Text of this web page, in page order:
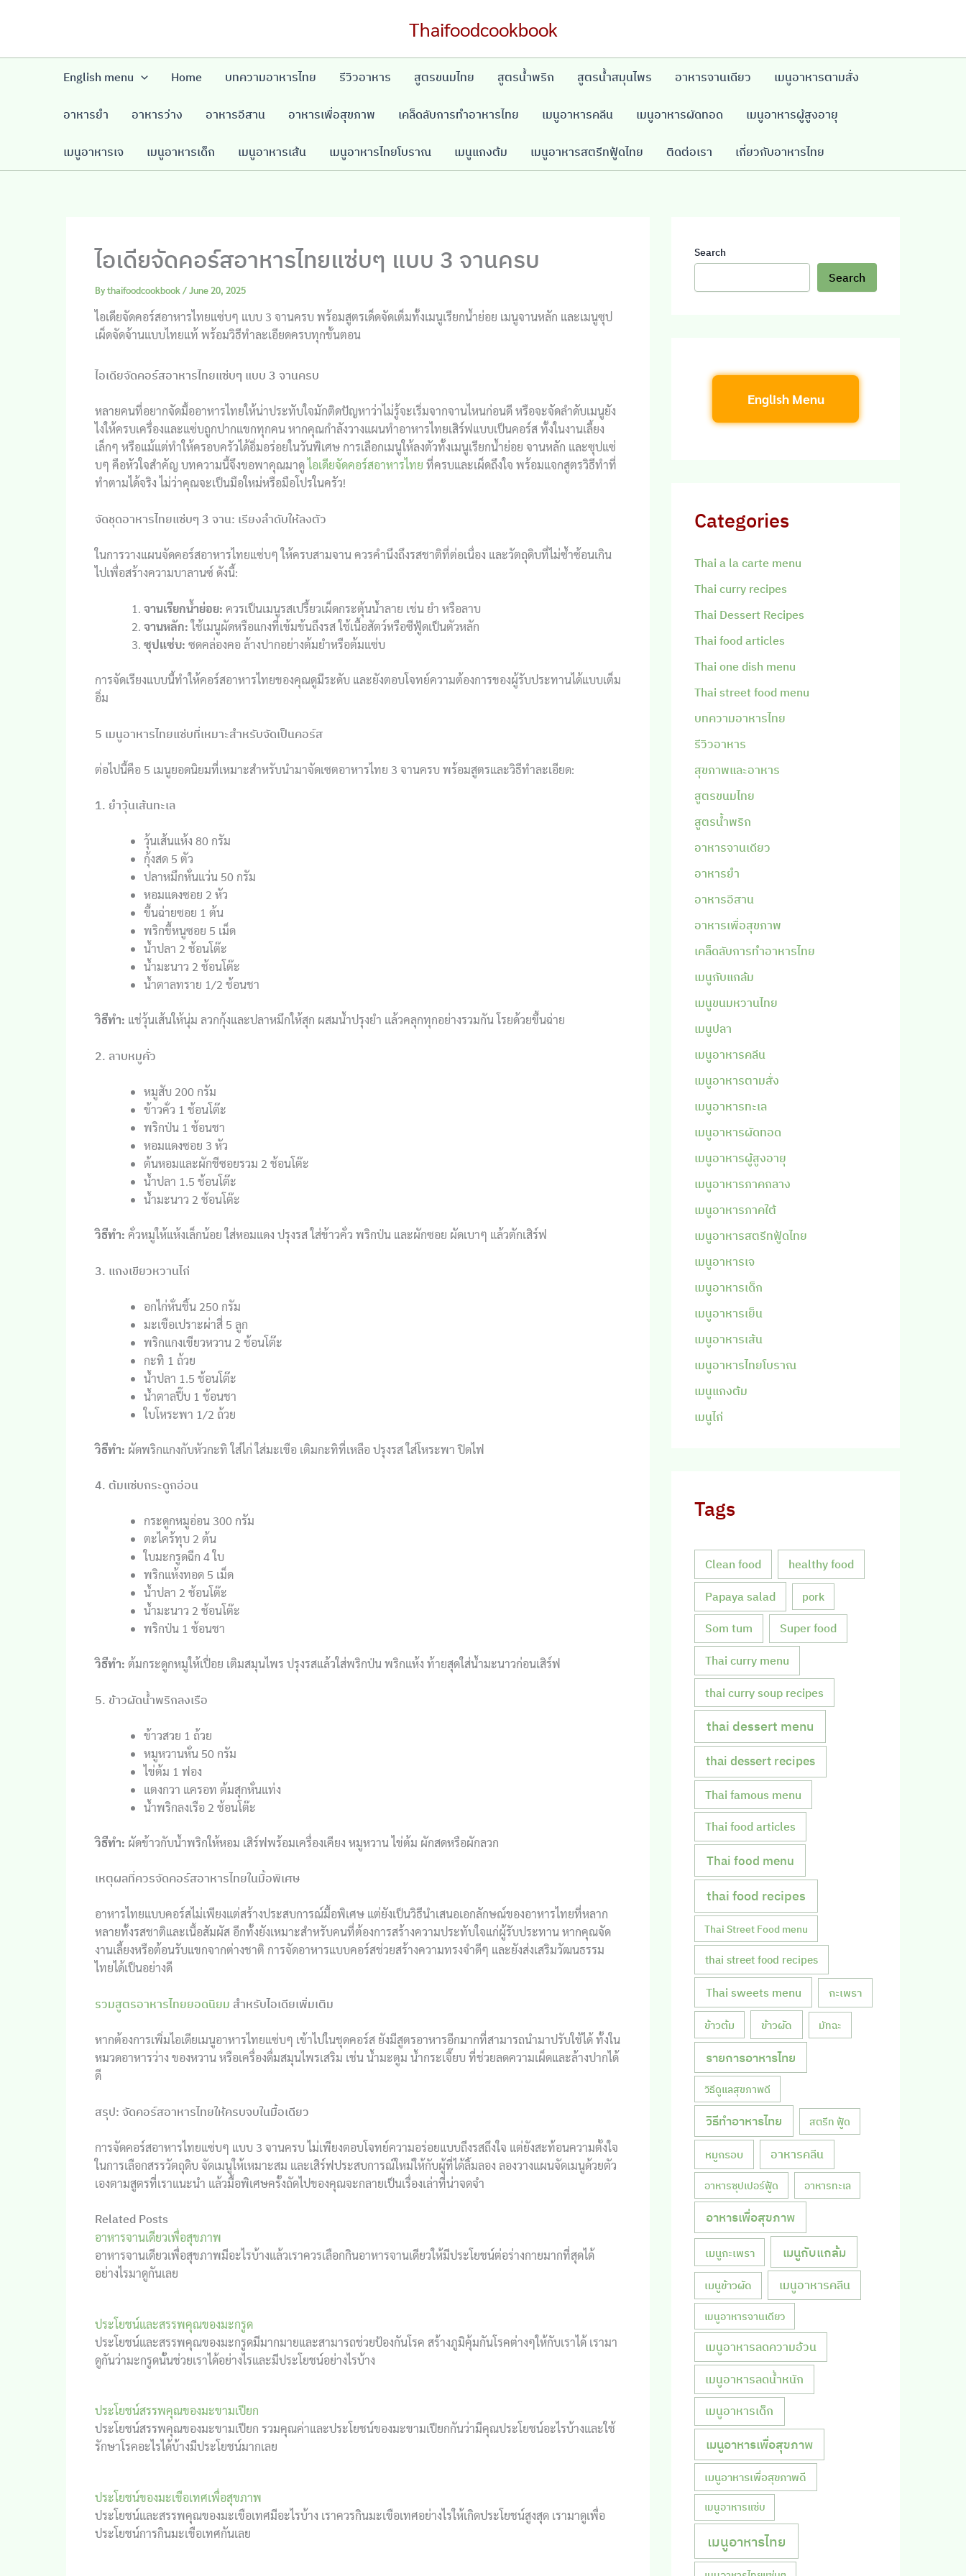
Thaifoodcookbook
English menu Home บทความอาหารไทย รีวิวอาหาร สูตรขนมไทย สูตรน้ำพริก สูตรน้ำสมุนไพร อาหารจานเดียว เมนูอาหารตามสั่ง
อาหารยำ อาหารว่าง อาหารอีสาน อาหารเพื่อสุขภาพ เคล็ดลับการทำอาหารไทย เมนูอาหารคลีน เมนูอาหารผัดทอด เมนูอาหารผู้สูงอายุ
เมนูอาหารเจ เมนูอาหารเด็ก เมนูอาหารเส้น เมนูอาหารไทยโบราณ เมนูแกงต้ม เมนูอาหารสตรีทฟู้ดไทย ติดต่อเรา เกี่ยวกับอาหารไทย
ไอเดียจัดคอร์สอาหารไทยแซ่บๆ แบบ 3 จานครบ
Bythaifoodcookbook /June 20, 2025
ไอเดียจัดคอร์สอาหารไทยแซ่บๆ แบบ 3 จานครบ พร้อมสูตรเด็ดจัดเต็มทั้งเมนูเรียกน้ำย่อย เมนูจานหลัก และเมนูซุป
เผ็ดจัดจ้านแบบไทยแท้ พร้อมวิธีทำละเอียดครบทุกขั้นตอน
ไอเดียจัดคอร์สอาหารไทยแซ่บๆ แบบ 3 จานครบ
หลายคนที่อยากจัดมื้ออาหารไทยให้น่าประทับใจมักติดปัญหาว่าไม่รู้จะเริ่มจากจานไหนก่อนดี หรือจะจัดลำดับเมนูยัง
ไงให้ครบเครื่องและแซ่บถูกปากแขกทุกคน หากคุณกำลังวางแผนทำอาหารไทยเสิร์ฟแบบเป็นคอร์ส ทั้งในงานเลี้ยง
เล็กๆ หรือแม้แต่ทำให้ครอบครัวได้อิ่มอร่อยในวันพิเศษ การเลือกเมนูให้ลงตัวทั้งเมนูเรียกน้ำย่อย จานหลัก และซุปแซ่
บๆ คือหัวใจสำคัญ บทความนี้จึงขอพาคุณมาดูไอเดียจัดคอร์สอาหารไทย ที่ครบและเผ็ดถึงใจ พร้อมแจกสูตรวิธีทำที่
ทำตามได้จริง ไม่ว่าคุณจะเป็นมือใหม่หรือมือโปรในครัว!
จัดชุดอาหารไทยแซ่บๆ 3 จาน: เรียงลำดับให้ลงตัว
ในการวางแผนจัดคอร์สอาหารไทยแซ่บๆ ให้ครบสามจาน ควรคำนึงถึงรสชาติที่ต่อเนื่อง และวัตถุดิบที่ไม่ซ้ำซ้อนเกิน
ไปเพื่อสร้างความบาลานซ์ ดังนี้:
จานเรียกน้ำย่อย: ควรเป็นเมนูรสเปรี้ยวเผ็ดกระตุ้นน้ำลาย เช่น ยำ หรือลาบ
จานหลัก:ใช้เมนูผัดหรือแกงที่เข้มข้นถึงรส ใช้เนื้อสัตว์หรือซีฟู้ดเป็นตัวหลัก
ซุปแซ่บ: ซดคล่องคอ ล้างปากอย่างต้มยำหรือต้มแซ่บ
การจัดเรียงแบบนี้ทำให้คอร์สอาหารไทยของคุณดูมีระดับ และยังตอบโจทย์ความต้องการของผู้รับประทานได้แบบเต็ม
อิ่ม
5 เมนูอาหารไทยแซ่บที่เหมาะสำหรับจัดเป็นคอร์ส
ต่อไปนี้คือ 5 เมนูยอดนิยมที่เหมาะสำหรับนำมาจัดเซตอาหารไทย 3 จานครบ พร้อมสูตรและวิธีทำละเอียด:
1. ยำวุ้นเส้นทะเล
วุ้นเส้นแห้ง 80 กรัม
กุ้งสด 5 ตัว
ปลาหมึกหั่นแว่น 50 กรัม
หอมแดงซอย 2 หัว
ขึ้นฉ่ายซอย 1 ต้น
พริกขี้หนูซอย 5 เม็ด
น้ำปลา 2 ช้อนโต๊ะ
น้ำมะนาว 2 ช้อนโต๊ะ
น้ำตาลทราย 1/2 ช้อนชา
วิธีทำ: แช่วุ้นเส้นให้นุ่ม ลวกกุ้งและปลาหมึกให้สุก ผสมน้ำปรุงยำ แล้วคลุกทุกอย่างรวมกัน โรยด้วยขึ้นฉ่าย
2. ลาบหมูคั่ว
หมูสับ 200 กรัม
ข้าวคั่ว 1 ช้อนโต๊ะ
พริกป่น 1 ช้อนชา
หอมแดงซอย 3 หัว
ต้นหอมและผักชีซอยรวม 2 ช้อนโต๊ะ
น้ำปลา 1.5 ช้อนโต๊ะ
น้ำมะนาว 2 ช้อนโต๊ะ
วิธีทำ: คั่วหมูให้แห้งเล็กน้อย ใส่หอมแดง ปรุงรส ใส่ข้าวคั่ว พริกป่น และผักซอย ผัดเบาๆ แล้วตักเสิร์ฟ
3. แกงเขียวหวานไก่
อกไก่หั่นชิ้น 250 กรัม
มะเขือเปราะผ่าสี่ 5 ลูก
พริกแกงเขียวหวาน 2 ช้อนโต๊ะ
กะทิ 1 ถ้วย
น้ำปลา 1.5 ช้อนโต๊ะ
น้ำตาลปี๊บ 1 ช้อนชา
ใบโหระพา 1/2 ถ้วย
วิธีทำ: ผัดพริกแกงกับหัวกะทิ ใส่ไก่ ใส่มะเขือ เติมกะทิที่เหลือ ปรุงรส ใส่โหระพา ปิดไฟ
4. ต้มแซ่บกระดูกอ่อน
กระดูกหมูอ่อน 300 กรัม
ตะไคร้ทุบ 2 ต้น
ใบมะกรูดฉีก 4 ใบ
พริกแห้งทอด 5 เม็ด
น้ำปลา 2 ช้อนโต๊ะ
น้ำมะนาว 2 ช้อนโต๊ะ
พริกป่น 1 ช้อนชา
วิธีทำ: ต้มกระดูกหมูให้เปื่อย เติมสมุนไพร ปรุงรสแล้วใส่พริกป่น พริกแห้ง ท้ายสุดใส่น้ำมะนาวก่อนเสิร์ฟ
5. ข้าวผัดน้ำพริกลงเรือ
ข้าวสวย 1 ถ้วย
หมูหวานหั่น 50 กรัม
ไข่ต้ม 1 ฟอง
แตงกวา แครอท ต้มสุกหั่นแท่ง
น้ำพริกลงเรือ 2 ช้อนโต๊ะ
วิธีทำ: ผัดข้าวกับน้ำพริกให้หอม เสิร์ฟพร้อมเครื่องเคียง หมูหวาน ไข่ต้ม ผักสดหรือผักลวก
เหตุผลที่ควรจัดคอร์สอาหารไทยในมื้อพิเศษ
อาหารไทยแบบคอร์สไม่เพียงแต่สร้างประสบการณ์มื้อพิเศษ แต่ยังเป็นวิธีนำเสนอเอกลักษณ์ของอาหารไทยที่หลาก
หลายทั้งรสชาติและเนื้อสัมผัส อีกทั้งยังเหมาะสำหรับคนที่ต้องการสร้างความประทับใจแก่ผู้รับประทาน หากคุณจัด
งานเลี้ยงหรือต้อนรับแขกจากต่างชาติ การจัดอาหารแบบคอร์สช่วยสร้างความทรงจำดีๆ และยังส่งเสริมวัฒนธรรม
ไทยได้เป็นอย่างดี
รวมสูตรอาหารไทยยอดนิยม สำหรับไอเดียเพิ่มเติม
หากต้องการเพิ่มไอเดียเมนูอาหารไทยแซ่บๆ เข้าไปในชุดคอร์ส ยังมีสูตรอาหารอีกมากที่สามารถนำมาปรับใช้ได้ ทั้งใน
หมวดอาหารว่าง ของหวาน หรือเครื่องดื่มสมุนไพรเสริม เช่น น้ำมะตูม น้ำกระเจี๊ยบ ที่ช่วยลดความเผ็ดและล้างปากได้
ดี
สรุป: จัดคอร์สอาหารไทยให้ครบจบในมื้อเดียว
การจัดคอร์สอาหารไทยแซ่บๆ แบบ 3 จานครบ ไม่เพียงตอบโจทย์ความอร่อยแบบถึงรสถึงใจ แต่ยังสะท้อนความตั้งใจ
ในการเลือกสรรวัตถุดิบ จัดเมนูให้เหมาะสม และเสิร์ฟประสบการณ์ใหม่ให้กับผู้ที่ได้ลิ้มลอง ลองวางแผนจัดเมนูด้วยตัว
เองตามสูตรที่เราแนะนำ แล้วมื้อพิเศษครั้งถัดไปของคุณจะกลายเป็นเรื่องเล่าที่น่าจดจำ
Related Posts
อาหารจานเดียวเพื่อสุขภาพ
อาหารจานเดียวเพื่อสุขภาพมีอะไรบ้างแล้วเราควรเลือกกินอาหารจานเดียวให้มีประโยชน์ต่อร่างกายมากที่สุดได้
อย่างไรมาดูกันเลย
ประโยชน์และสรรพคุณของมะกรูด
ประโยชน์และสรรพคุณของมะกรูดมีมากมายและสามารถช่วยป้องกันโรค สร้างภูมิคุ้มกันโรคต่างๆให้กับเราได้ เรามา
ดูกันว่ามะกรูดนั้นช่วยเราได้อย่างไรและมีประโยชน์อย่างไรบ้าง
ประโยชน์สรรพคุณของมะขามเปียก
ประโยชน์สรรพคุณของมะขามเปียก รวมคุณค่าและประโยชน์ของมะขามเปียกกันว่ามีคุณประโยชน์อะไรบ้างและใช้
รักษาโรคอะไรได้บ้างมีประโยชน์มากเลย
ประโยชน์ของมะเขือเทศเพื่อสุขภาพ
ประโยชน์และสรรพคุณของมะเขือเทศมีอะไรบ้าง เราควรกินมะเขือเทศอย่างไรให้เกิดประโยชน์สูงสุด เรามาดูเพื่อ
ประโยชน์การกินมะเขือเทศกันเลย
Search
Search
English Menu
Categories
Thai a la carte menu
Thai curry recipes
Thai Dessert Recipes
Thai food articles
Thai one dish menu
Thai street food menu
บทความอาหารไทย
รีวิวอาหาร
สุขภาพและอาหาร
สูตรขนมไทย
สูตรน้ำพริก
อาหารจานเดียว
อาหารยำ
อาหารอีสาน
อาหารเพื่อสุขภาพ
เคล็ดลับการทำอาหารไทย
เมนูกับแกล้ม
เมนูขนมหวานไทย
เมนูปลา
เมนูอาหารคลีน
เมนูอาหารตามสั่ง
เมนูอาหารทะเล
เมนูอาหารผัดทอด
เมนูอาหารผู้สูงอายุ
เมนูอาหารภาคกลาง
เมนูอาหารภาคใต้
เมนูอาหารสตรีทฟู้ดไทย
เมนูอาหารเจ
เมนูอาหารเด็ก
เมนูอาหารเย็น
เมนูอาหารเส้น
เมนูอาหารไทยโบราณ
เมนูแกงต้ม
เมนูไก่
Tags
Clean food healthy food
Papaya salad pork
Som tum Super food
Thai curry menu
thai curry soup recipes
thai dessert menu
thai dessert recipes
Thai famous menu
Thai food articles
Thai food menu
thai food recipes
Thai Street Food menu
thai street food recipes
Thai sweets menu กะเพรา
ข้าวต้ม ข้าวผัด มัทฉะ
รายการอาหารไทย
วิธีดูแลสุขภาพดี
วิธีทำอาหารไทย สตรีท ฟู้ด
หมูกรอบ อาหารคลีน
อาหารซุปเปอร์ฟู้ด อาหารทะเล
อาหารเพื่อสุขภาพ
เมนูกะเพรา เมนูกับแกล้ม
เมนูข้าวผัด เมนูอาหารคลีน
เมนูอาหารจานเดียว
เมนูอาหารลดความอ้วน
เมนูอาหารลดน้ำหนัก
เมนูอาหารเด็ก
เมนูอาหารเพื่อสุขภาพ
เมนูอาหารเพื่อสุขภาพดี
เมนูอาหารแซ่บ
เมนูอาหารไทย